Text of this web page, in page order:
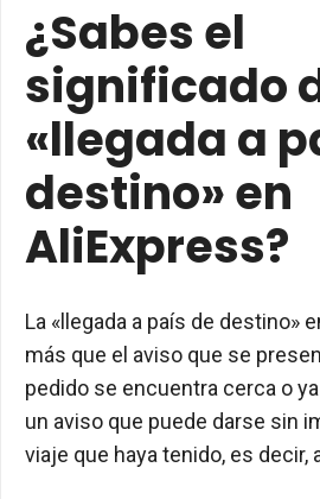
¿Sabes el
significado
«llegada a
destino» en
AliExpress?
La «llegada a país de destino»
más que el aviso que se
pedido se encuentra cerca o
un aviso que puede darse sin
viaje que haya tenido, es decir,